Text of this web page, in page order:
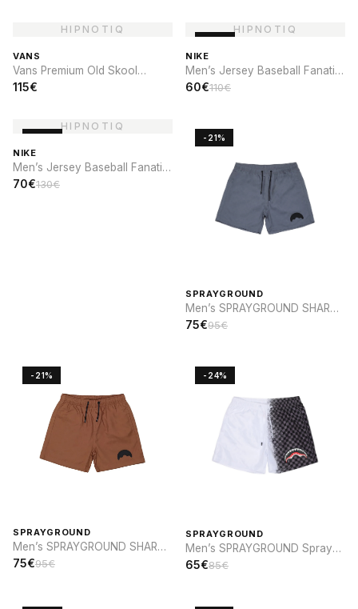
VANS
Vans Premium Old Skool
Cocona
115€
NIKE
Men’s Jersey Baseball Fanatic
x Nike Brooklyn Dodgers
60€110€
NIKE
Men’s Jersey Baseball Fanatic
x Nike Cooperstown St. Louis
70€130€
-21%
SPRAYGROUND
Men’s SPRAYGROUND SHARK
PARCH SWIM
75€95€
-21%
SPRAYGROUND
Men’s SPRAYGROUND SHARK
PARCH SWIM
75€95€
-24%
SPRAYGROUND
Men’s SPRAYGROUND Spray
sip SWIM
65€85€